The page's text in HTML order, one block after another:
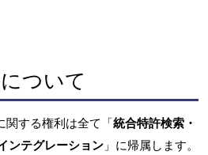
ついて
関する権利は全て「統合特許検索・
ンテグレーション 」に帰属します。